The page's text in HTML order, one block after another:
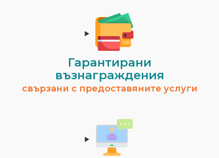
Гарантирани
възнаграждения
свързани с предоставяните услуги